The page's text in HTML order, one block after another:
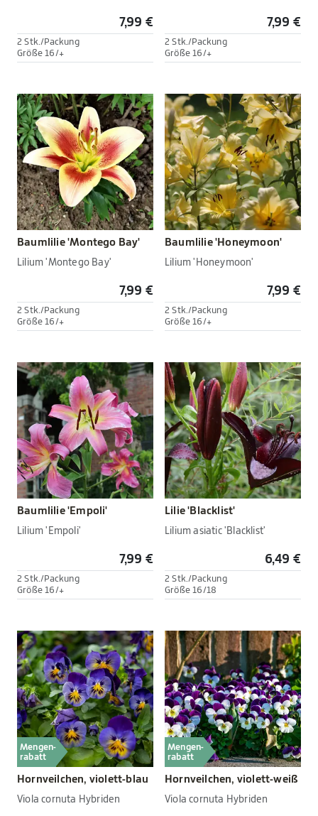
7,99 €
2 Stk./Packung
Größe 16/+
7,99 €
2 Stk./Packung
Größe 16/+
Baumlilie 'Montego Bay'
Lilium 'Montego Bay'
7,99 €
2 Stk./Packung
Größe 16/+
Baumlilie 'Honeymoon'
Lilium 'Honeymoon'
7,99 €
2 Stk./Packung
Größe 16/+
Baumlilie 'Empoli'
Lilium 'Empoli'
7,99 €
2 Stk./Packung
Größe 16/+
Lilie 'Blacklist'
Lilium asiatic 'Blacklist'
6,49 €
2 Stk./Packung
Größe 16/18
Mengen-
rabatt
Hornveilchen, violett-blau
Viola cornuta Hybriden
Mengen-
rabatt
Hornveilchen, violett-weiß
Viola cornuta Hybriden